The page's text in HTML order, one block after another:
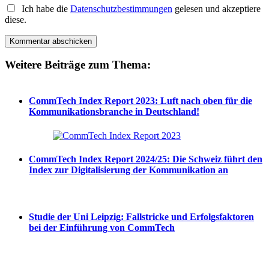
Ich habe die Datenschutzbestimmungen gelesen und akzeptiere
diese.
Weitere Beiträge zum Thema:
CommTech Index Report 2023: Luft nach oben für die
Kommunikationsbranche in Deutschland!
CommTech Index Report 2024/25: Die Schweiz führt den
Index zur Digitalisierung der Kommunikation an
Studie der Uni Leipzig: Fallstricke und Erfolgsfaktoren
bei der Einführung von CommTech